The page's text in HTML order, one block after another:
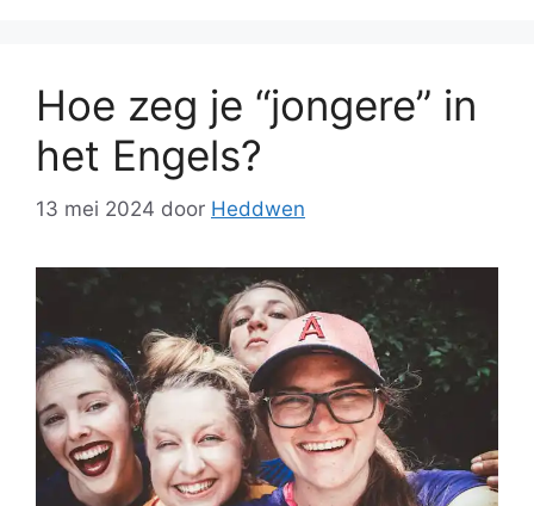
Hoe zeg je “jongere” in
het Engels?
13 mei 2024 door Heddwen